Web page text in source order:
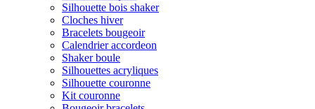
Silhouette bois shaker
Cloches hiver
Bracelets bougeoir
Calendrier accordeon
Shaker boule
Silhouettes acryliques
Silhouette couronne
Kit couronne